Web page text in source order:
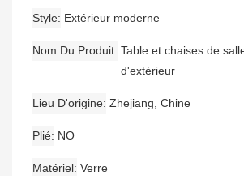
Style Extérieur moderne
Nom Du Produit Table et chaises de
d'extérieur
Lieu D'origine Zhejiang, Chine
Plié NO
Matériel Verre